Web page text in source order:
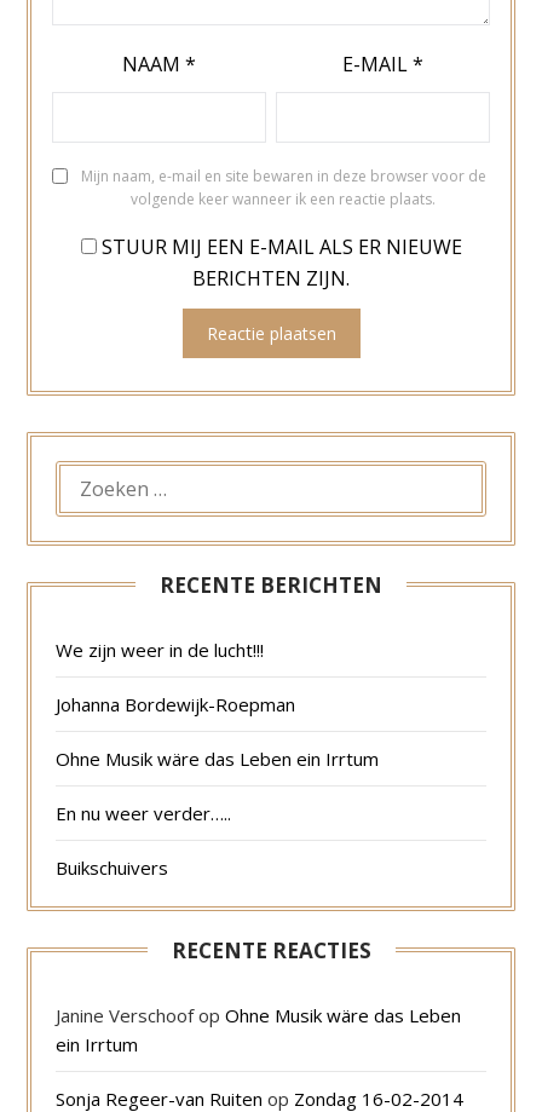
NAAM * E-MAIL*
Mijn naam, e-mail en site bewaren in deze browser voor de
volgende keer wanneer ik een reactie plaats.
STUUR MIJ EEN E-MAIL ALS ER NIEUWE
BERICHTEN ZIJN.
ZOEKEN
NAAR:
RECENTE BERICHTEN
We zijn weer in de lucht!!!
Johanna Bordewijk-Roepman
Ohne Musik wäre das Leben ein Irrtum
En nu weer verder…..
Buikschuivers
RECENTE REACTIES
Janine VerschoofopOhne Musik wäre das Leben
ein Irrtum
Sonja Regeer-van Ruiten op Zondag 16-02-2014